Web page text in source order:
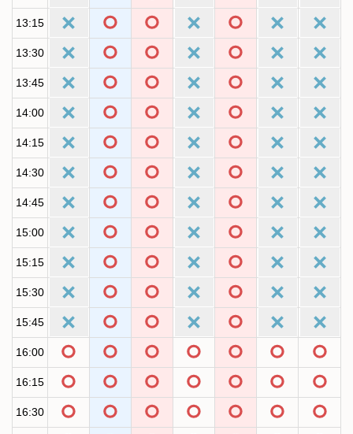
13:15
13:30
13:45
14:00
14:15
14:30
14:45
15:00
15:15
15:30
15:45
16:00
16:15
16:30